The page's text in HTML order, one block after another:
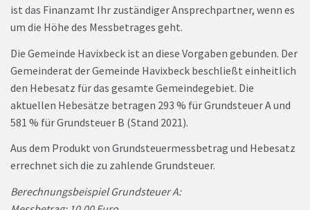
ist das Finanzamt Ihr zuständiger Ansprechpartner, wenn es
um die Höhe des Messbetrages geht.
Die Gemeinde Havixbeck ist an diese Vorgaben gebunden. Der
Gemeinderat der Gemeinde Havixbeck beschließt einheitlich
den Hebesatz für das gesamte Gemeindegebiet. Die
aktuellen Hebesätze betragen 293 % für Grundsteuer A und
581 % für Grundsteuer B (Stand 2021).
Aus dem Produkt von Grundsteuermessbetrag und Hebesatz
errechnet sich die zu zahlende Grundsteuer.
Berechnungsbeispiel Grundsteuer A: